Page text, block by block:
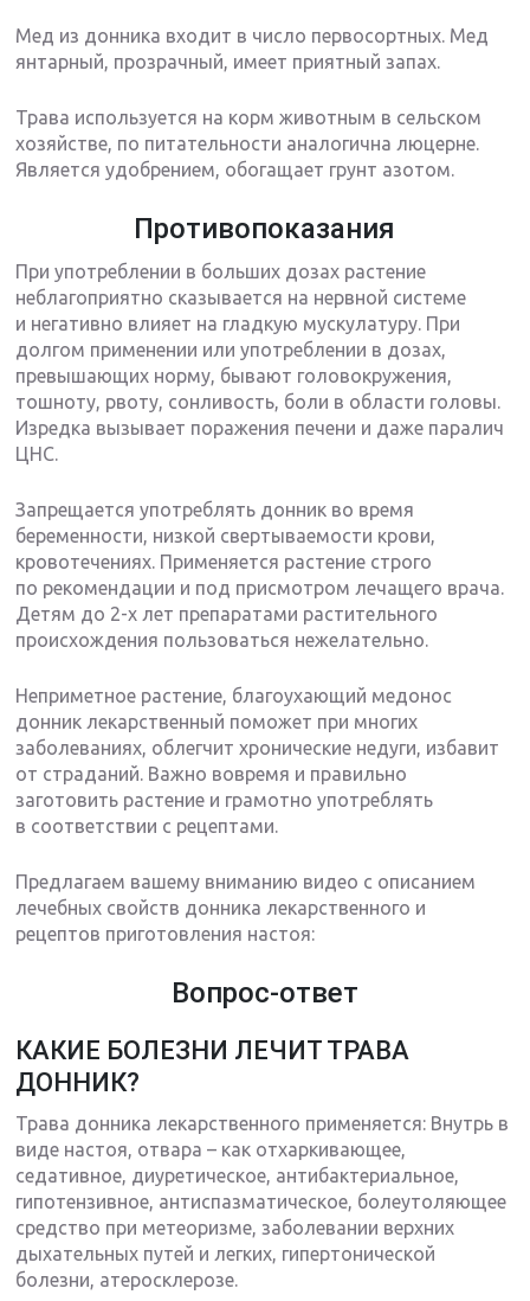
Мед из донника входит в число первосортных. Мед
янтарный, прозрачный, имеет приятный запах.
Трава используется на корм животным в сельском
хозяйстве, по питательности аналогична люцерне.
Является удобрением, обогащает грунт азотом.
Противопоказания
При употреблении в больших дозах растение
неблагоприятно сказывается на нервной системе
и негативно влияет на гладкую мускулатуру. При
долгом применении или употреблении в дозах,
превышающих норму, бывают головокружения,
тошноту, рвоту, сонливость, боли в области головы.
Изредка вызывает поражения печени и даже паралич
ЦНС.
Запрещается употреблять донник во время
беременности, низкой свертываемости крови,
кровотечениях. Применяется растение строго
по рекомендации и под присмотром лечащего врача.
Детям до 2-х лет препаратами растительного
происхождения пользоваться нежелательно.
Неприметное растение, благоухающий медонос
донник лекарственный поможет при многих
заболеваниях, облегчит хронические недуги, избавит
от страданий. Важно вовремя и правильно
заготовить растение и грамотно употреблять
в соответствии с рецептами.
Предлагаем вашему вниманию видео с описанием
лечебных свойств донника лекарственного и
рецептов приготовления настоя:
Вопрос-ответ
КАКИЕ БОЛЕЗНИ ЛЕЧИТ ТРАВА
ДОННИК?
Трава донника лекарственного применяется: Внутрь в
виде настоя, отвара – как отхаркивающее,
седативное, диуретическое, антибактериальное,
гипотензивное, антиспазматическое, болеутоляющее
средство при метеоризме, заболевании верхних
дыхательных путей и легких, гипертонической
болезни, атеросклерозе.